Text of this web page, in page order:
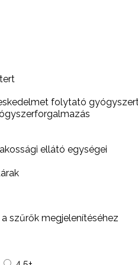
folytató
ellátó egységei
szűrők megjelenítéséhez